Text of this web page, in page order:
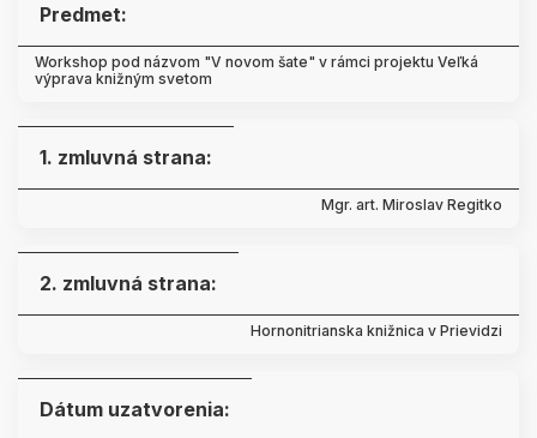
Predmet:
Workshop pod názvom "V novom šate" v rámci projektu Veľká
výprava knižným svetom
1. zmluvná strana:
Mgr. art. Miroslav Regitko
2. zmluvná strana:
Hornonitrianska knižnica v Prievidzi
Dátum uzatvorenia: